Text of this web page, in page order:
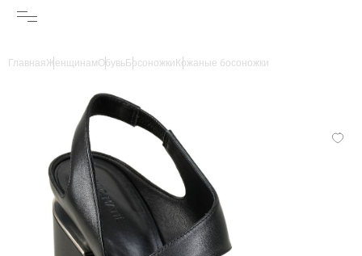
ГлавнаяЖенщинамОбувьБосоножки Кожаные босоножки